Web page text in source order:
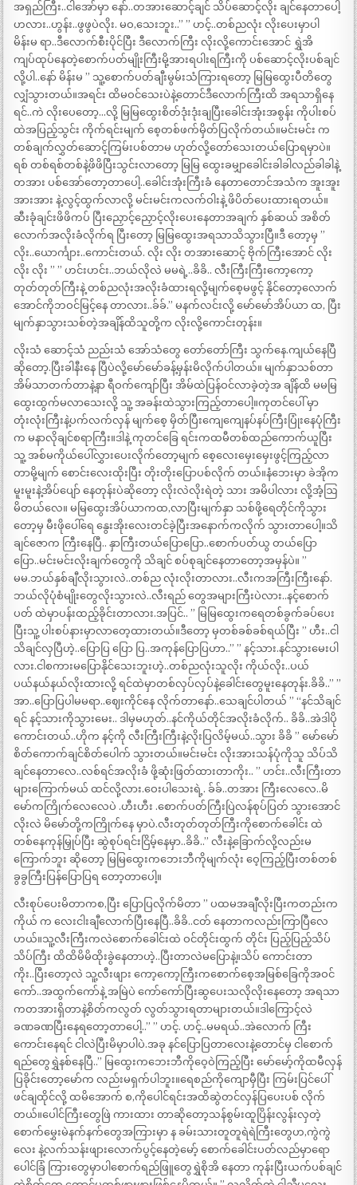
အရှည်ကြီး..ငါအော်မှာ နော်..တအားဆောင့်ချင် သိပ်ဆောင့်လိုး ချင်နေတာပေါ့
ဟလား..ဟွန်း..ဖွဖွပဲလိုး. မဝ,သေးဘူး..” ” ဟင့်..တစ်ညလုံး လိုးပေးမှာပါ
မိန်းမ ရာ..ဒီလောက်စီးပိုင်ပြီး ဒီလောက်ကြီး လိုးလို့ကောင်းအောင် ရွှဲအိ
ကျပ်ထုပ်နေတဲ့စောက်ပတ်မျိုးကြီးမို့အားရပါးရကြီးကို ပစ်ဆောင့်လိုးပစ်ချင်
လို့ပါ..နော် မိန်းမ ” သူ့စောက်ပတ်ချီးမွမ်းသံကြားရတော့ မြမြထွေးပီတိတွေ
လျှံသွားတယ်။အရင်း ထိမဝင်သေးပဲနဲ့တောင်ဒီလောက်ကြီးထိ အရသာရှိနေ
ရင်..ကဲ လိုးပေတော့…လို့ မြမြထွေးစိတ်ဒုံးဒုံးချပြီးခေါင်းအုံးအစွန်း ကိုပါးစပ်
ထဲအပြည့်သွင်း ကိုက်ရင်းမျက် စေ့တစ်ဖက်မှိတ်ပြလိုက်တယ်။မင်းမင်း က
တစ်ချက်လွှတ်ဆောင့်ကြမ်းပစ်တာမ ဟုတ်လို့တော်သေးတယ်ပြောရမှာပဲ။
ရစ် တစ်ရစ်တစ်နဲ့ဖိဖိပြီးသွင်းလာတော့ မြမြ ထွေးခမျှာခေါင်းခါခါလည်ခါခါနဲ့
တအား ပစ်အော်တော့တာပေါ့..ခေါင်းအုံးကြီးခံ နေတာတောင်အသံက အူးအူး
အားအား နဲ့လွင့်ထွက်လာလို့ မင်းမင်းကလက်ဝါးနဲ့ ဖိပိတ်ပေးထားရတယ်။
ဆီးခုံချင်းဖိဖိကပ် ပြီးညှောင့်ညှောင့်လိုးပေးနေတာအချက် နှစ်ဆယ် အစိတ်
လောက်အလိုးခံလိုက်ရ ပြီးတော့ မြမြထွေးအရသာသိသွားပြီ။ဒီ တော့မှ ”
လိုး..ယောင်္ကျား..ကောင်းတယ်. လိုး လိုး တအားဆောင့် ဗိုက်ကြီးအောင် လိုး
လိုး လိုး ” ” ဟင်းဟင်း..ဘယ်လိုလဲ မမရဲ့..ခိခိ.. လီးကြီးကြီးကော့ကော့
တုတ်တုတ်ကြီးနဲ့ တစ်ညလုံးအလိုးခံထားရလို့မျက်စေ့မဖွင့် နိုင်တော့လောက်
အောင်ကိုဘဝင်မြင့်နေ တာလား..ခ်ခ်.” မနက်လင်းလို့ မော်မော်အိပ်ယာ ထ, ပြီး
မျက်နှာသွားသစ်တဲ့အချိန်ထိသူတို့က လိုးလို့ကောင်းတုန်း။
လိုးသံ ဆောင့်သံ ညည်းသံ အော်သံတွေ တော်တော်ကြီး သွက်နေ.ကျယ်နေပြီ
ဆိုတော့.ပြီးခါနီးနေ ပြီပဲလို့မော်မော်ခန့်မှန်းမိလိုက်ပါတယ်။ မျက်နှာသစ်တာ
အိမ်သာတက်တာနဲ့နာ ရီဝက်ကျော်ပြီး အိမ်ထဲပြန်ဝင်လာခဲ့တဲ့အ ချိန်ထိ မမမြ
ထွေးထွက်မလာသေးလို့ သူ့ အခန်းထဲသွားကြည့်တာပေါ့။ကုတင်ပေါ် မှာ
တုံးလုံးကြီးနဲ့ပက်လက်လှန် မျက်စေ့ မှိတ်ပြီးကျေကျေနပ်နပ်ကြီးပြုံးနေပုံကြီး
က မနာလိုချင်စရာကြီး။ဒါနဲ့ ကုတင်ခြေ ရင်းကထမီတစ်ထည်ကောက်ယူပြီး
သူ့ အစ်မကိုယ်ပေါ်လွှားပေးလိုက်တော့မျက် စေ့လေးမှေးမှေးဖွင့်ကြည့်လာ
တာမို့မျက် စောင်းလေးထိုးပြီး တိုးတိုးပြောပစ်လိုက် တယ်။နံဘေးမှာ ခဲအိုက
မူးမူးနဲ့အိပ်ပျော် နေတုန်းပဲဆိုတော့ လိုးလဲလိုးရဲတဲ့ သား အမိပါလား လို့အံ့ဩ
မိတယ်လေ။ မမြထွေးအိပ်ယာကထ,လာပြီးမျက်နှာ သစ်ဖို့ရေတိုင်ကိုသွား
တော့မှ မီးဖိုပေါ်ရေ နွေးအိုးလေးတင်ခဲ့ပြီးအနောက်ကလိုက် သွားတာပေါ့။သိ
ချင်ဇောက ကြီးနေပြီ.. နှာကြီးတယ်ပြောပြော..စောက်ပတ်ယွ တယ်ပြော
ပြော..မင်းမင်းလိုးချက်တွေကို သိချင် စပ်စုချင်နေတာတော့အမှန်ပဲ။ ”
မမ.ဘယ်နှစ်ချီလိုးသွားလဲ..တစ်ည လုံးလိုးတာလား..လီးကအကြီးကြီးနော်.
ဘယ်လိုပုံစံမျိုးတွေလိုးသွားလဲ..လီးရည် တွေအများကြီးပဲလား..နင့်စောက်
ပတ် ထဲမှာပန်းထည့်ခိုင်းတာလား.အပြင်.. ” မြမြထွေးကရေတစ်ခွက်ခပ်ပေး
ပြီးသူ့ ပါးစပ်နားမှာလာတေ့ထားတယ်။ဒီတော့ မှတစ်ခစ်ခစ်ရယ်ပြီး ” ဟီး..ငါ
သိချင်လှပြီဟဲ့..ပြောပြ ပြော ပြ..အကုန်ပြောပြဟာ..” ” နင့်သား.နင်သွားမေးပါ
လား.ငါစကားမပြောနိုင်သေးဘူးဟဲ့..တစ်ညလုံးသူလိုး ကိုယ်လိုး..ပယ်
ပယ်နယ်နယ်လိုးထားလို့ ရင်ထဲမှာတစ်လှပ်လှပ်နဲ့ခေါင်းတွေမူးနေတုန်း.ခိခိ..” ”
အာ..ပြောပြပါမမရာ..ဈေးကိုင်နေ လိုက်တာနော်..သေချင်ပါတယ် ” “နင်သိချင်
ရင် နင့်သားကိုသွားမေး.. ဒါမှမဟုတ်..နင်ကိုယ်တိုင်အလိုးခံလိုက်.. ခိခိ..အဲဒါပို
ကောင်းတယ်..ဟိုက နင့်ကို လီးကြီးကြီးနဲ့လိုးပြလိမ့်မယ်..သွား ခိခိ ” မော်မော်
စိတ်ကောက်ချင်စိတ်ပေါက် သွားတယ်။မင်းမင်း လိုးအားသန်ပုံကိုသူ သိပ်သိ
ချင်နေတာလေ..လစ်ရင်အလိုးခံ ဖို့ဆုံးဖြတ်ထားတာကိုး.. ” ဟင်း..လီးကြီးတာ
များကြောက်မယ် ထင်လို့လား.ဝေးပါသေးရဲ့. ခ်ခ်..တအား ကြီးလေလေ..မိ
မော်ကကြိုက်လေလေပဲ .ဟီးဟီး .စောက်ပတ်ကြီးပြဲလန်စုပ်ပြတ် သွားအောင်
လိုးလဲ မိမော်တို့ကကြိုက်နေ မှာပဲ.လီးတုတ်တုတ်ကြီးကိုစောက်ခေါင်း ထဲ
တစ်နေကုန်မြှုပ်ပြီး ဆွဲစုပ်ရင်းငြိမ့်နေမှာ..ခိခိ..” လီးနဲ့ခြောက်လို့လည်းမ
ကြောက်ဘူး ဆိုတော့ မြမြထွေးကဘေးဘီကိုမျက်လုံး ဝေ့ကြည့်ပြီးတစ်တစ်
ခွခွကြီးပြန်ပြောပြရ တော့တာပေါ့။
လီးစုပ်ပေးမိတာကစ,ပြီး ပြောပြလိုက်မိတာ ” ပထမအချီလိုးပြီးကတည်းက
ကိုယ် က လေးငါးချီလောက်ပြီးနေပြီ..ခိခိ..ငတ် နေတာကလည်းကြာပြီလေ
ဟယ်။သူ့လီးကြီးကလဲစောက်ခေါင်းထဲ ဝင်တိုင်းထွက် တိုင်း ပြည့်ပြည့်သိပ်
သိပ်ကြီး ထိထိမိမိထိုးခွဲနေတာဟဲ့..ပြီးတာလဲမပြောနဲ့။သိပ် ကောင်းတာ
ကိုး..ပြီးတော့လဲ သူ့လီးဖျား ကော့ကော့ကြီးကစောက်စေ့အမြစ်ခြေကိုအဝင်
ကော်..အထွက်ကော်နဲ့ အမြဲပဲ ကော်ကော်ပြီးဆွပေးသလိုလိုးနေတော့ အရသာ
ကတအားရှိတာနဲ့စိတ်ကလွတ် လွတ်သွားရတာများတယ်။ဒါကြောင့်လဲ
ခဏခဏပြီးနေရတော့တာပေါ့..” ” ဟင့်. ဟင့်..မမရယ်..အဲလောက် ကြီး
ကောင်းနေရင် ငါလဲပြီးမိမှာပါပဲ.အခု နင်ပြောပြတာလေးနဲ့တောင်မှ ငါစောက်
ရည်တွေရွှဲနစ်နေပြီ..” မြထွေးကဘေးဘီကိုဝေ့ဝဲကြည့်ပြီး မော်မော့်ကိုထမီလှန်
ပြခိုင်းတော့မော်က လည်းမရှက်ပါဘူး။ရေစည်ကိုကျောမှီပြီး ကြမ်းပြင်ပေါ်
ဖင်ချထိုင်လို့ ထမိအောက် စ,ကိုပေါင်ရင်းအထိဆွဲတင်လှန်ပြပေးပစ် လိုက်
တယ်။ပေါင်ကြီးတွေဖြဲ ကားထား တာဆိုတော့သန်စွမ်းထူပြိန်းလွန်းလှတဲ့
စောက်မွှေးမဲနက်နက်တွေအကြားမှာ န ခမ်းသားတူတူရဲရဲကြီးတွေဟ,ကွဲကွဲ
လေး နဲ့လက်သန်းဖျားလောက်ပွင့်နေတဲ့မော့် စောက်ခေါင်းပတ်လည်မှာရော
ပေါင်ခြံ ကြားတွေမှာပါစောက်ရည်ဖြူတွေရွှဲစိုအိ နေတာ ကုန်းပြီးယက်ပစ်ချင်